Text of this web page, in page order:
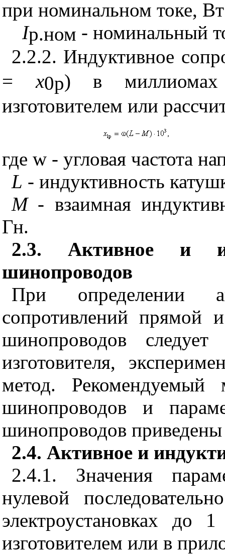
при номинальном токе,
Iр.ном - номинальный
2.2.2. Индуктивное
=x0p) в миллиомах
изготовителем или
где w - угловая частота
L - индуктивность
М- взаимная
Гн.
2.3. Активное и
шинопроводов
При определении
сопротивлений прямой
шинопроводов следует
изготовителя,
метод. Рекомендуемый
шинопроводов и
шинопроводов
2.4. Активное и
2.4.1. Значения
нулевой
электроустановках до
изготовителем или в